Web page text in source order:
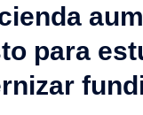
para